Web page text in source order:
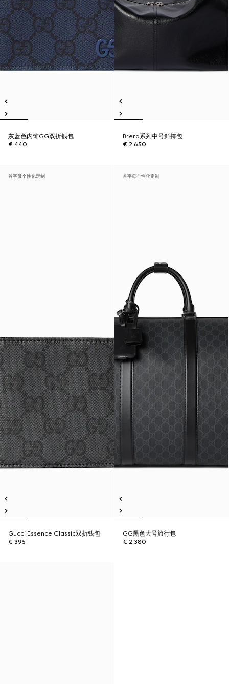
灰蓝色内饰GG双折钱包
€ 440
Brera系列中号斜挎包
€ 2.650
首字母个性化定制
Gucci Essence Classic双折钱包
€ 395
首字母个性化定制
GG黑色大号旅行包
€ 2.380